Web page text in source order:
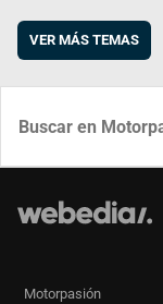
VER MÁS TEMAS
Motorpasión